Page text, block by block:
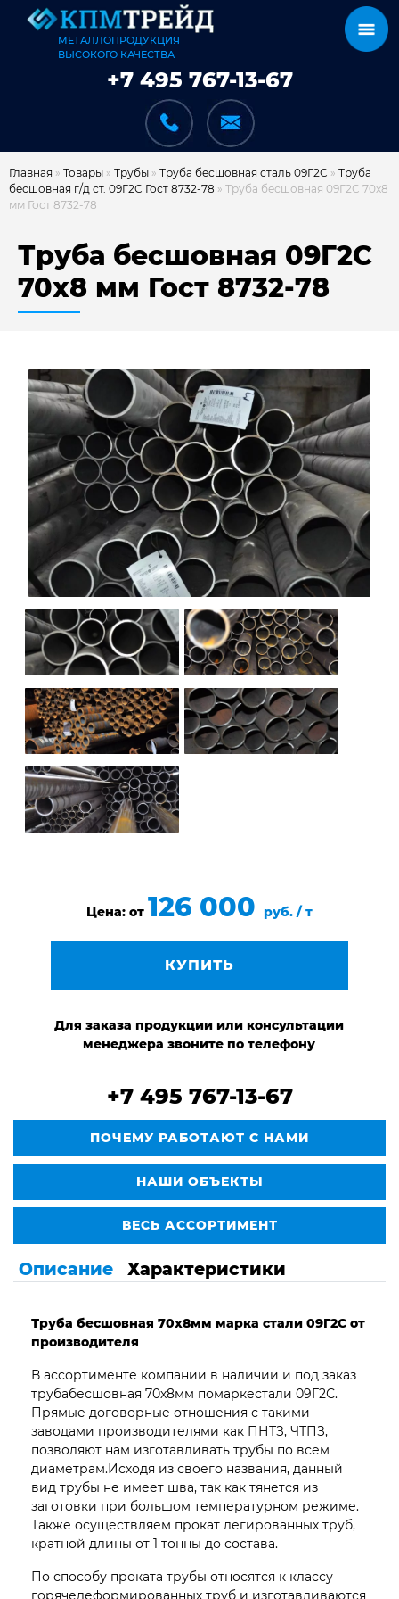
МЕТАЛЛОПРОДУКЦИЯ
ВЫСОКОГО КАЧЕСТВА
+7 495 767-13-67
ДОСТАВКА И ОПЛАТА
НАШИ ОБЪЕКТЫ
ОТЗЫВЫ
О НАС
БЛОГ
КОНТАКТЫ
Главная » Товары » Трубы » Труба бесшовная сталь 09Г2С » Труба
бесшовная г/д ст. 09Г2С Гост 8732-78 » Труба бесшовная 09Г2С 70х8
мм Гост 8732-78
Труба бесшовная 09Г2С
70х8 мм Гост 8732-78
Цена: от 126 000 руб. / т
КУПИТЬ
Для заказа продукции или консультации
менеджера звоните по телефону
+7 495 767-13-67
ПОЧЕМУ РАБОТАЮТ С НАМИ
НАШИ ОБЪЕКТЫ
ВЕСЬ АССОРТИМЕНТ
Описание Характеристики
Труба бесшовная 70х8мм марка стали 09Г2С от
производителя
В ассортименте компании в наличии и под заказ
трубабесшовная 70х8мм помаркестали 09Г2С.
Прямые договорные отношения с такими
заводами производителями как ПНТЗ, ЧТПЗ,
позволяют нам изготавливать трубы по всем
диаметрам.Исходя из своего названия, данный
вид трубы не имеет шва, так как тянется из
заготовки при большом температурном режиме.
Также осуществляем прокат легированных труб,
кратной длины от 1 тонны до состава.
По способу проката трубы относятся к классу
горячедеформированных труб и изготавливаются